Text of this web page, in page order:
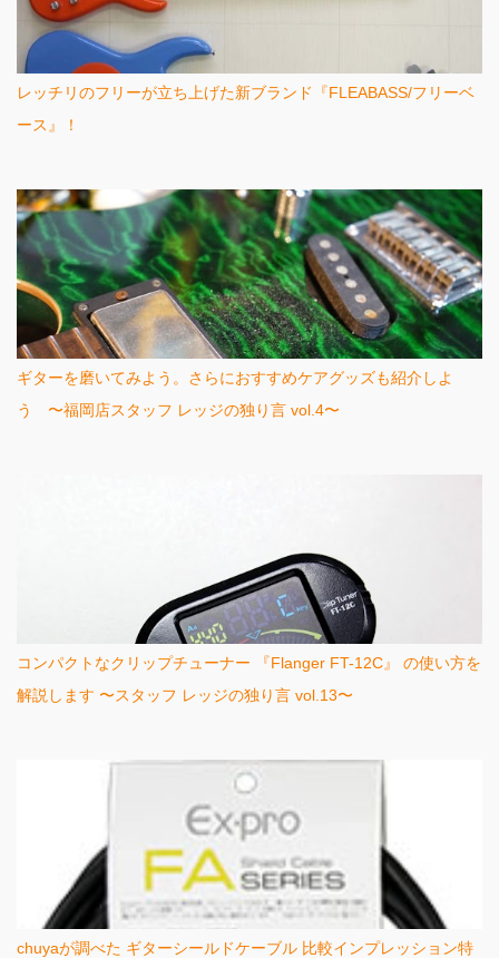
レッチリのフリーが立ち上げた新ブランド『FLEABASS/フリーベ
ース』！
ギターを磨いてみよう。さらにおすすめケアグッズも紹介しよ
う 〜福岡店スタッフ レッジの独り言 vol.4〜
コンパクトなクリップチューナー 『Flanger FT-12C』 の使い方を
解説します 〜スタッフ レッジの独り言 vol.13〜
chuyaが調べた ギターシールドケーブル 比較インプレッション特